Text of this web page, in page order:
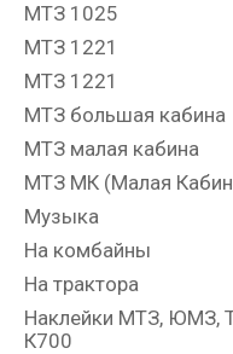
МТЗ 1025
МТЗ 1221
МТЗ 1221
МТЗ большая кабина
МТЗ малая кабина
МТЗ МК (Малая
Музыка
На комбайны
На трактора
Наклейки МТЗ, ЮМЗ,
К700